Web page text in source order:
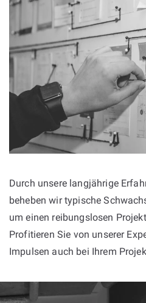
Durch unsere langjährige
beheben wir typische
um einen reibungslosen
Profitieren Sie von unserer
Impulsen auch bei Ihrem